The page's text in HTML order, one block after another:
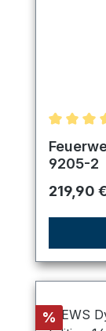
9205-2
219,90 €
Rabatt
%